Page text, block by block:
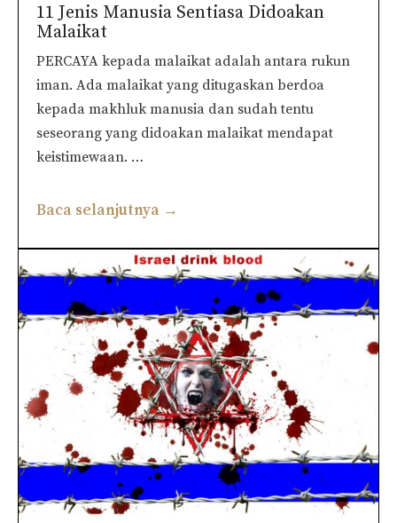
11 Jenis Manusia Sentiasa Didoakan
Malaikat
PERCAYA kepada malaikat adalah antara rukun
iman. Ada malaikat yang ditugaskan berdoa
kepada makhluk manusia dan sudah tentu
seseorang yang didoakan malaikat mendapat
keistimewaan. …
Baca selanjutnya →